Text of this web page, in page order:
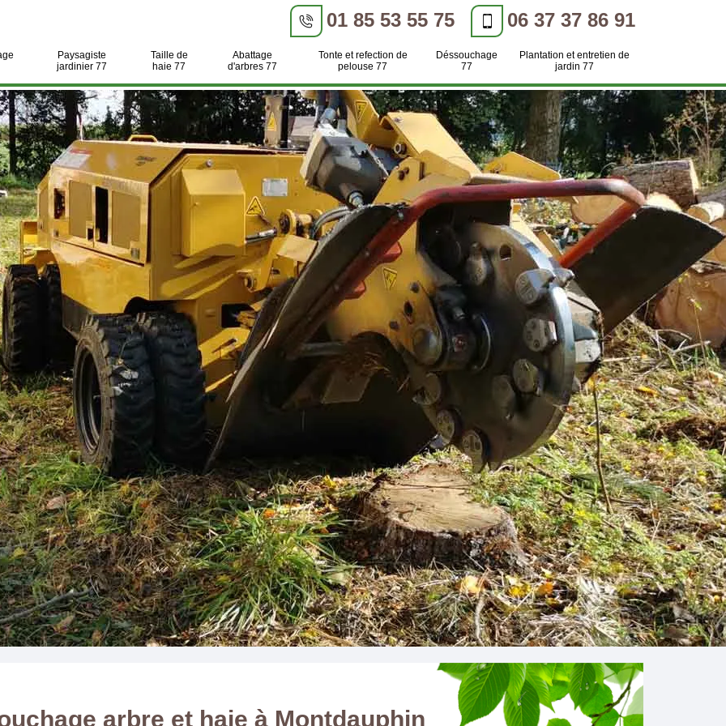
01 85 53 55 75 06 37 37 86 91
Paysagiste
jardinier 77
Taille de
haie 77
Abattage
d'arbres 77
Tonte et refection de
pelouse 77
Déssouchage
77
Plantation et entretien de
jardin 77
arbre et haie à Montdauphin